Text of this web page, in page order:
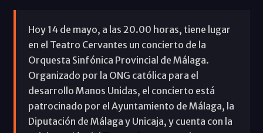
Hoy 14 de mayo, a las 20.00 horas, tiene lugar
en el Teatro Cervantes un concierto de la
Orquesta Sinfónica Provincial de Málaga.
Organizado por la ONG católica para el
desarrollo Manos Unidas, el concierto está
patrocinado por el Ayuntamiento de Málaga, la
Diputación de Málaga y Unicaja, y cuenta con la